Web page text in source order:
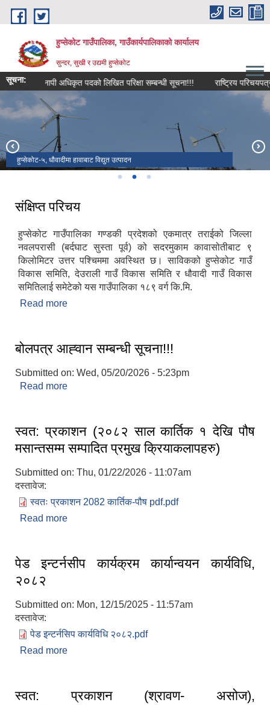
Skip to main content
हुप्सेकोट गाउँपालिका, गाउँकार्यपालिकाको कार्यालय
सुन्दर, सुखी र उद्यमी हुप्सेकोट
सूचना:नापी अधिकृत पदको लिखित परिक्षा सम्बन्धी सूचना!!! राष्‍ट्रिय परिचयपत्र दर्ता
हुप्सेकोट गाउँपालिकाको प्रशासकीय भवन
हुप्सेकोट-५, धौवादीमा हावाबाट विद्युत उत्पादन
हुप्सेकोट गा.पा. वडा नं. १ मा व्यवसायिक काक्रो खेतीको दृश्य
संक्षिप्त परिचय
हुप्सेकोट गाउँपालिका गण्डकी प्रदेशको एकमात्र तराईको जिल्ला
नवलपरासी (बर्दघाट सुस्ता पूर्व) को सदरमुकाम कावासोतीबाट ९
किलोमिटर उत्तर पश्चिममा अवस्थित छ। साविकको हुप्सेकोट गाउँ
विकास समिति, देउराली गाउँ विकास समिति र धौवादी गाउँ विकास
समितिलाई समेटेको यस गाउँपालिका १८९ वर्ग कि.मि.
Read more
बोलपत्र आह्‍वान सम्बन्धी सूचना!!!
Submitted on: Wed, 05/20/2026 - 5:23pm
Read more
स्वत: प्रकाशन (२०८२ साल कार्तिक १ देखि पौष
मसान्तसम्म सम्पादित प्रमुख क्रियाकलापहरु)
Submitted on: Thu, 01/22/2026 - 11:07am
दस्तावेज:
स्वतः प्रकाशन 2082 कार्तिक-पौष pdf.pdf
Read more
पेड इन्टर्नसीप कार्यक्रम कार्यान्वयन कार्यविधि,
२०८२
Submitted on: Mon, 12/15/2025 - 11:57am
दस्तावेज:
पेड इन्टर्नसिप कार्यविधि २०८२.pdf
Read more
स्वत: प्रकाशन (श्रावण- असोज),